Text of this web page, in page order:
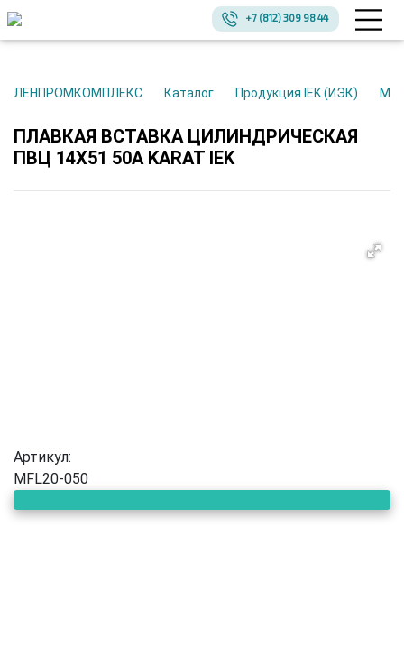
+7 (812) 309 98 44
ЛЕНПРОМКОМПЛЕКС Каталог Продукция IEK (ИЭК)
ПЛАВКАЯ ВСТАВКА ЦИЛИНДРИЧЕСКАЯ
ПВЦ 14Х51 50А KARAT IEK
Артикул:
MFL20-050